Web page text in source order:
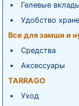
Гелевые
Удобство
Все для замши и
Средства
Аксессуары
TARRAGO
Уход